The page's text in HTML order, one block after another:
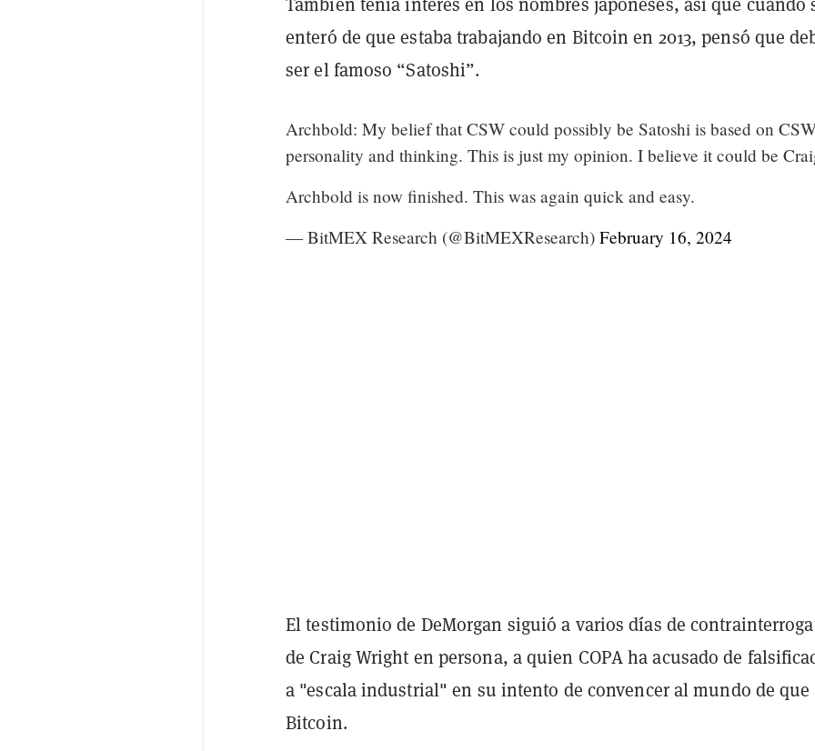
enteró de que estaba trabajando en Bitcoin en 2013, pensó que
ser el famoso “Satoshi”.
Archbold: My belief that CSW could possibly be Satoshi is based on
personality and thinking. This is just my opinion. I believe it could be
Archbold is now finished. This was again quick and easy.
— BitMEX Research (@BitMEXResearch) February 16, 2024
El testimonio de DeMorgan siguió a varios días de
de Craig Wright en persona, a quien COPA ha acusado de
a "escala industrial" en su intento de convencer al mundo de que
Bitcoin.